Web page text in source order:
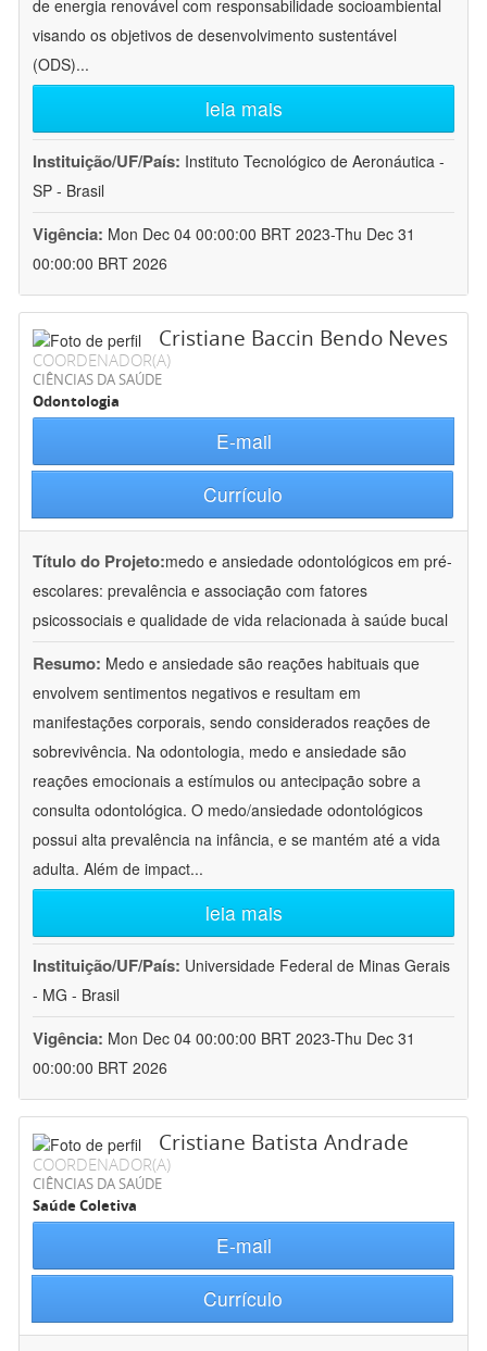
de energia renovável com responsabilidade socioambiental
visando os objetivos de desenvolvimento sustentável
(ODS)...
leia mais
Instituição/UF/País: Instituto Tecnológico de Aeronáutica -
SP - Brasil
Vigência: Mon Dec 04 00:00:00 BRT 2023-Thu Dec 31
00:00:00 BRT 2026
Cristiane Baccin Bendo Neves
COORDENADOR(A)
CIÊNCIAS DA SAÚDE
Odontologia
E-mail
Currículo
Título do Projeto:medo e ansiedade odontológicos em pré-
escolares: prevalência e associação com fatores
psicossociais e qualidade de vida relacionada à saúde bucal
Resumo: Medo e ansiedade são reações habituais que
envolvem sentimentos negativos e resultam em
manifestações corporais, sendo considerados reações de
sobrevivência. Na odontologia, medo e ansiedade são
reações emocionais a estímulos ou antecipação sobre a
consulta odontológica. O medo/ansiedade odontológicos
possui alta prevalência na infância, e se mantém até a vida
adulta. Além de impact...
leia mais
Instituição/UF/País: Universidade Federal de Minas Gerais
- MG - Brasil
Vigência: Mon Dec 04 00:00:00 BRT 2023-Thu Dec 31
00:00:00 BRT 2026
Cristiane Batista Andrade
COORDENADOR(A)
CIÊNCIAS DA SAÚDE
Saúde Coletiva
E-mail
Currículo